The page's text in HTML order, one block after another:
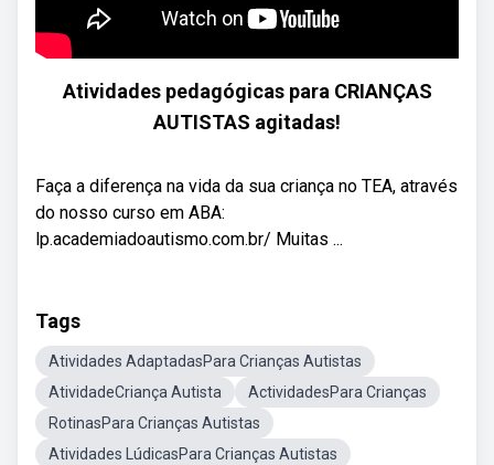
Atividades pedagógicas para CRIANÇAS
AUTISTAS agitadas!
Faça a diferença na vida da sua criança no TEA, através
do nosso curso em ABA:
lp.academiadoautismo.com.br/ Muitas ...
Tags
Atividades AdaptadasPara Crianças Autistas
AtividadeCriança Autista
ActividadesPara Crianças
RotinasPara Crianças Autistas
Atividades LúdicasPara Crianças Autistas